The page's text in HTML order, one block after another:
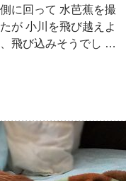
に回って 水芭蕉を撮
が 小川を飛び越えよ
飛び込みそうでし …